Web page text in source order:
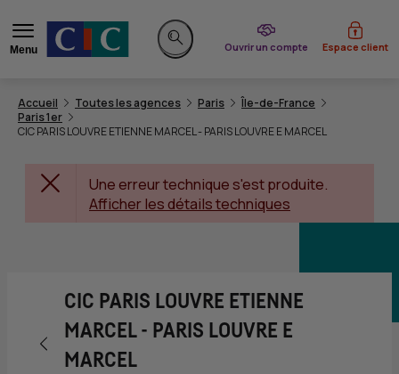
Menu
Rechercher sur le site
Ouvrir un compte
du CIC Espace client
Accueil Toutes les agences Paris
Île-de-France
Paris 1er
CIC PARIS LOUVRE ETIENNE MARCEL - PARIS LOUVRE E MARCEL
Une erreur technique s'est produite.
Afficher les détails techniques
Retour vers la page précédente
CIC PARIS LOUVRE ETIENNE
MARCEL - PARIS LOUVRE E
MARCEL